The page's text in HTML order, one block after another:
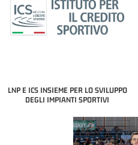
LNP E ICS INSIEME PER LO SVILUPPO
DEGLI IMPIANTI SPORTIVI